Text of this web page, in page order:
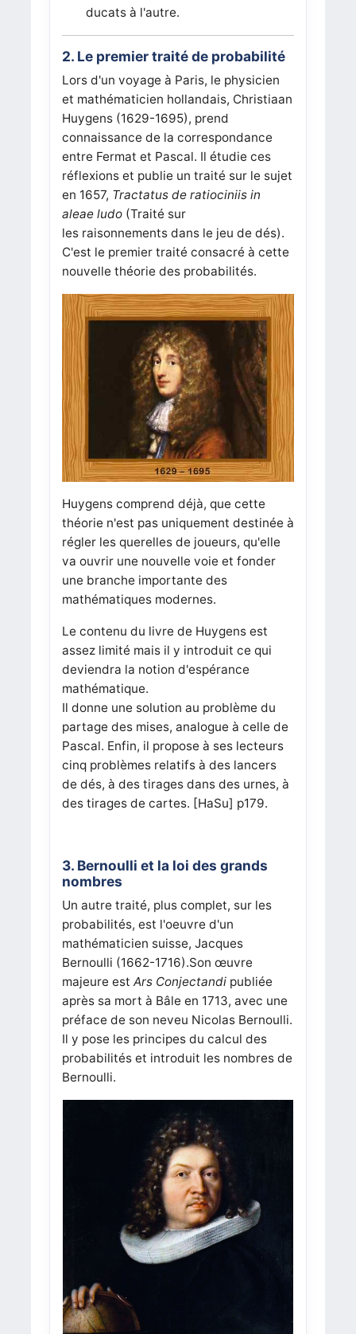
ducats à l'autre.
2. Le premier traité de probabilité
Lors d'un voyage à Paris, le physicien
et mathématicien hollandais, Christiaan
Huygens (1629-1695), prend
connaissance de la correspondance
entre Fermat et Pascal. Il étudie ces
réflexions et publie un traité sur le sujet
en 1657, Tractatus de ratiociniis in
aleae ludo(Traité sur
les raisonnements dans le jeu de dés).
C'est le premier traité consacré à cette
nouvelle théorie des probabilités.
Huygens comprend déjà, que cette
théorie n'est pas uniquement destinée à
régler les querelles de joueurs, qu'elle
va ouvrir une nouvelle voie et fonder
une branche importante des
mathématiques modernes.
Le contenu du livre de Huygens est
assez limité mais il y introduit ce qui
deviendra la notion d'espérance
mathématique.
Il donne une solution au problème du
partage des mises, analogue à celle de
Pascal. Enfin, il propose à ses lecteurs
cinq problèmes relatifs à des lancers
de dés, à des tirages dans des urnes, à
des tirages de cartes. [HaSu] p179.
3. Bernoulli et la loi des grands
nombres
Un autre traité, plus complet, sur les
probabilités, est l'oeuvre d'un
mathématicien suisse, Jacques
Bernoulli (1662-1716).Son œuvre
majeure est Ars Conjectandipubliée
après sa mort à Bâle en 1713, avec une
préface de son neveu Nicolas Bernoulli.
Il y pose les principes du calcul des
probabilités et introduit les nombres de
Bernoulli.